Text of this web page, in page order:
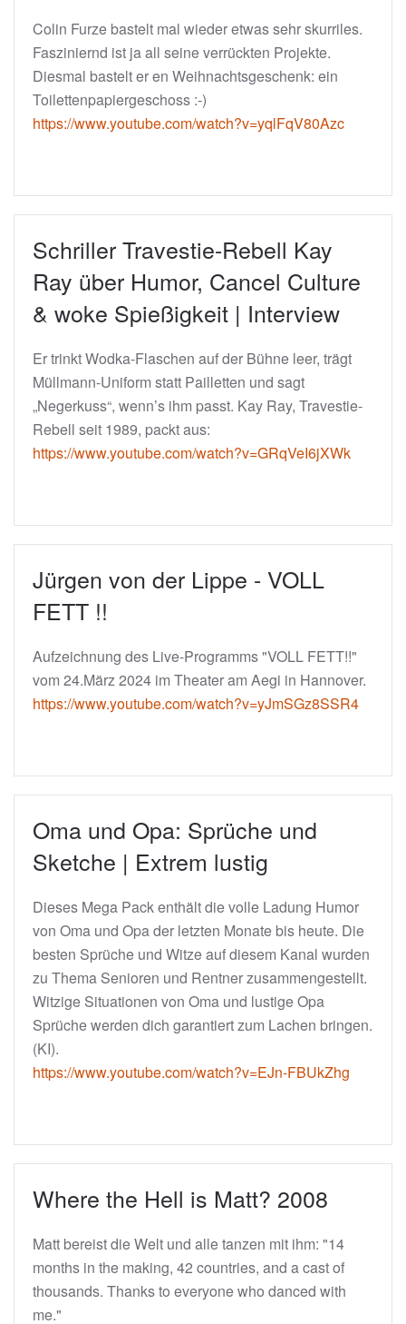
Colin Furze bastelt mal wieder etwas sehr skurriles.
Fasziniernd ist ja all seine verrückten Projekte.
Diesmal bastelt er en Weihnachtsgeschenk: ein
Toilettenpapiergeschoss :-)
https://www.youtube.com/watch?v=yqlFqV80Azc
Schriller Travestie-Rebell Kay
Ray über Humor, Cancel Culture
& woke Spießigkeit | Interview
Er trinkt Wodka-Flaschen auf der Bühne leer, trägt
Müllmann-Uniform statt Pailletten und sagt
„Negerkuss“, wenn’s ihm passt. Kay Ray, Travestie-
Rebell seit 1989, packt aus:
https://www.youtube.com/watch?v=GRqVeI6jXWk
Jürgen von der Lippe - VOLL
FETT !!
Aufzeichnung des Live-Programms "VOLL FETT!!"
vom 24.März 2024 im Theater am Aegi in Hannover.
https://www.youtube.com/watch?v=yJmSGz8SSR4
Oma und Opa: Sprüche und
Sketche | Extrem lustig
Dieses Mega Pack enthält die volle Ladung Humor
von Oma und Opa der letzten Monate bis heute. Die
besten Sprüche und Witze auf diesem Kanal wurden
zu Thema Senioren und Rentner zusammengestellt.
Witzige Situationen von Oma und lustige Opa
Sprüche werden dich garantiert zum Lachen bringen.
(KI).
https://www.youtube.com/watch?v=EJn-FBUkZhg
Where the Hell is Matt? 2008
Matt bereist die Welt und alle tanzen mit ihm: "14
months in the making, 42 countries, and a cast of
thousands. Thanks to everyone who danced with
me."